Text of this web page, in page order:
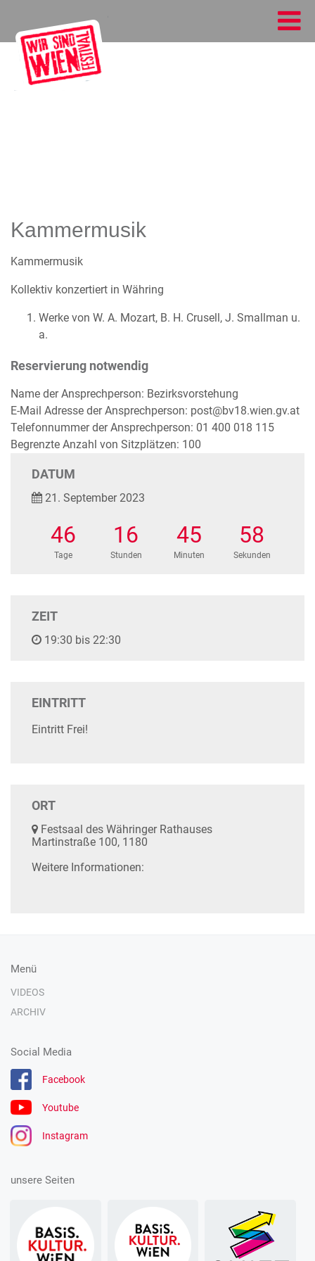
Kammermusik
Kammermusik
Kollektiv konzertiert in Währing
Werke von W. A. Mozart, B. H. Crusell, J. Smallman u.
a.
Reservierung notwendig
Name der Ansprechperson: Bezirksvorstehung
E-Mail Adresse der Ansprechperson: post@bv18.wien.gv.at
Telefonnummer der Ansprechperson: 01 400 018 115
Begrenzte Anzahl von Sitzplätzen: 100
DATUM
21. September 2023
46
Tage
16
Stunden
45
Minuten
58
Sekunden
ZEIT
19:30 bis 22:30
EINTRITT
Eintritt Frei!
ORT
Festsaal des Währinger Rathauses
Martinstraße 100, 1180
Weitere Informationen:
Menü
VIDEOS
ARCHIV
Social Media
Facebook
Youtube
Instagram
unsere Seiten